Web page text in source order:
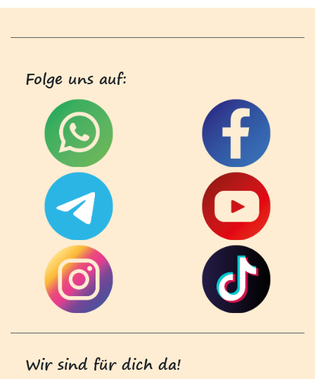
Folge uns auf:
Wir sind für dich da!